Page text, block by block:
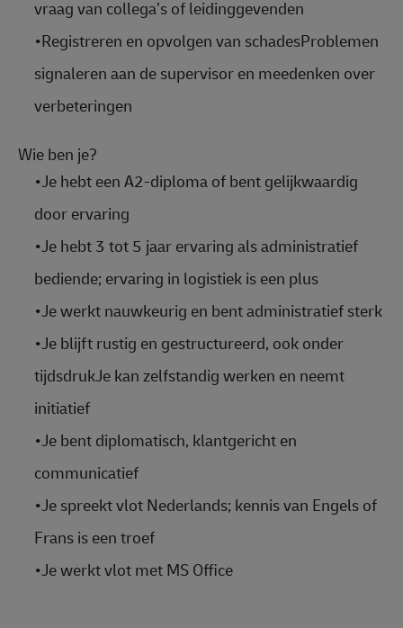
vraag van collega’s of leidinggevenden
•Registreren en opvolgen van schadesProblemen
signaleren aan de supervisor en meedenken over
verbeteringen
Wie ben je?
•Jehebt een A2-diploma of bent gelijkwaardig
door ervaring
•Je hebt 3 tot 5 jaar ervaring als administratief
bediende; ervaring in logistiek is een plus
•Je werkt nauwkeurig en bent administratief sterk
•Je blijft rustig en gestructureerd, ook onder
tijdsdrukJe kan zelfstandig werken en neemt
initiatief
•Je bent diplomatisch, klantgericht en
communicatief
•Je spreekt vlot Nederlands; kennis van Engels of
Frans is een troef
•Je werkt vlot met MS Office